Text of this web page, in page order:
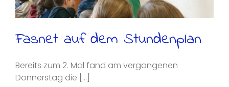
Fasnet auf dem Stundenplan
Bereits zum 2. Mal fand am vergangenen
Donnerstag die [...]